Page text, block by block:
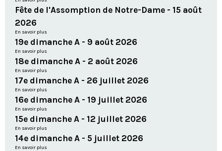
Fête de l'Assomption de Notre-Dame - 15 août
2026
En savoir plus
19e dimanche A - 9 août 2026
En savoir plus
18e dimanche A - 2 août 2026
En savoir plus
17e dimanche A - 26 juillet 2026
En savoir plus
16e dimanche A - 19 juillet 2026
En savoir plus
15e dimanche A - 12 juillet 2026
En savoir plus
14e dimanche A - 5 juillet 2026
En savoir plus